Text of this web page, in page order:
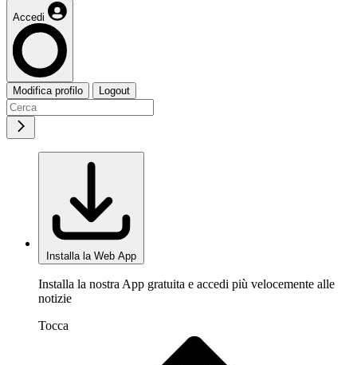
Accedi
Modifica profilo Logout
Installa la Web App
Installa la nostra App gratuita e accedi più velocemente alle
notizie
Tocca